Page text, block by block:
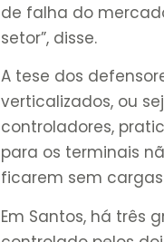
de falha do
setor”, disse.
A tese dos
verticalizados, ou
controladores,
para os terminais
ficarem sem
Em Santos, há três